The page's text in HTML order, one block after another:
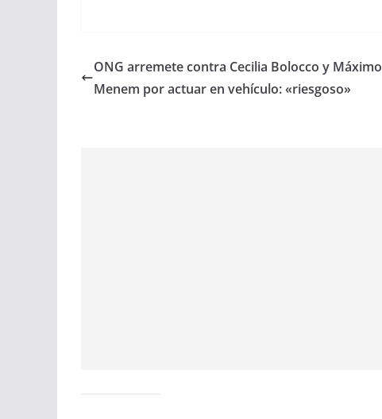
ONG arremete contra Cecilia Bolocco y Máximo
Menem por actuar en vehículo: «riesgoso»